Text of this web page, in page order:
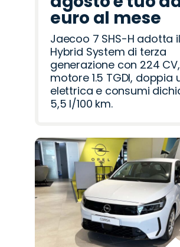
euro al mese
Jaecoo 7 SHS-H adotta
Hybrid System di terza
generazione con 224 CV,
motore 1.5 TGDI, doppia
elettrica e consumi
5,5 l/100 km.